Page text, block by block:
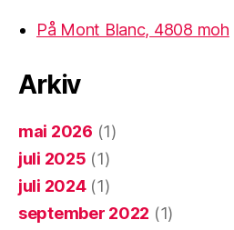
På Mont Blanc, 4808 moh
Arkiv
mai 2026 (1)
juli 2025 (1)
juli 2024(1)
september 2022 (1)